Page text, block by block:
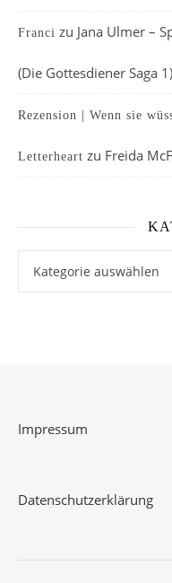
Franci zu Jana Ulmer –
(Die Gottesdiener Saga 1)
Rezension | Wenn sie
Letterheart zu Freida
Impressum
Datenschutzerklärung